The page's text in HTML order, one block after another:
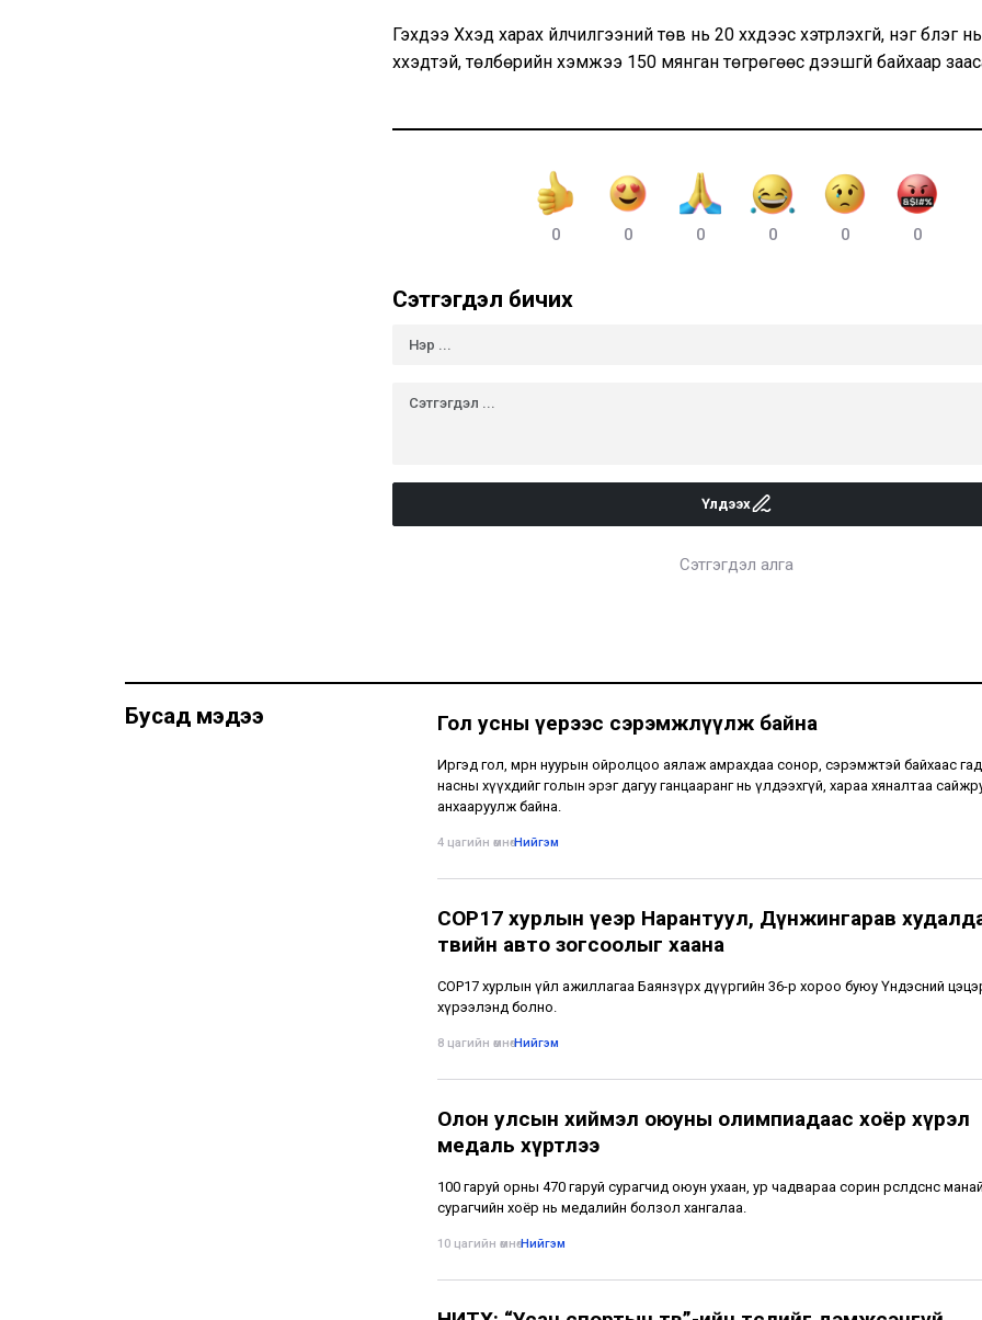
Гэхдээ Хүүхэд харах үйлчилгээний төв нь 20 хүүхдээс хэтрүүлэхгүй, нэг бүлэг
хүүхэдтэй, төлбөрийн хэмжээ 150 мянган төгрөгөөс дээшгүй байхаар
0 0 0 0 0 0
Сэтгэгдэл бичих
Үлдээх
Сэтгэгдэл алга
Бусад мэдээ Гол усны үерээс сэрэмжлүүлж байна
Иргэд гол, мөрөн нуурын ойролцоо аялаж амрахдаа сонор, сэрэмжтэй байхаас
насны хүүхдийг голын эрэг дагуу ганцааранг нь үлдээхгүй, хараа хяналтаа
анхааруулж байна.
4 цагийн өмнө•Нийгэм
COP17 хурлын үеэр Нарантуул, Дүнжингарав
төвийн авто зогсоолыг хаана
СОР17 хурлын үйл ажиллагаа Баянзүрх дүүргийн 36-р хороо буюу Үндэсний
хүрээлэнд болно.
8 цагийн өмнө•Нийгэм
Олон улсын хиймэл оюуны олимпиадаас хоёр хүрэл
медаль хүртлээ
100 гаруй орны 470 гаруй сурагчид оюун ухаан, ур чадвараа сорин өрсөлдсөнөөс манай
сурагчийн хоёр нь медалийн болзол хангалаа.
10 цагийн өмнө•Нийгэм